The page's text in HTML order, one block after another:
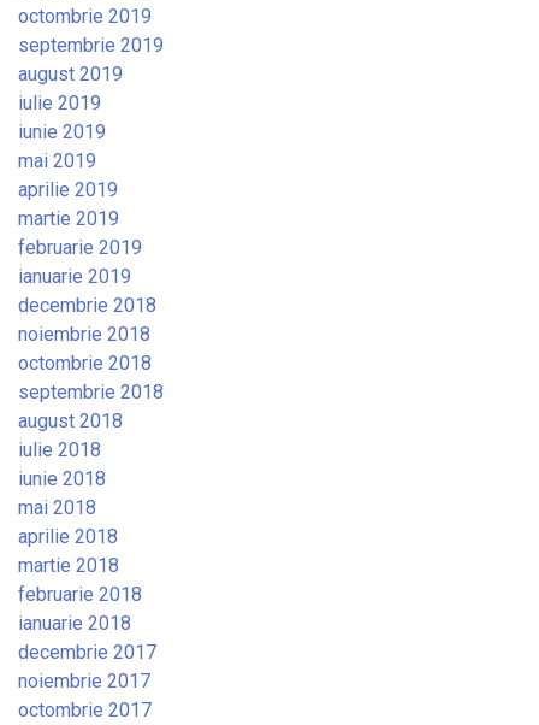
octombrie 2019
septembrie 2019
august 2019
iulie 2019
iunie 2019
mai 2019
aprilie 2019
martie 2019
februarie 2019
ianuarie 2019
decembrie 2018
noiembrie 2018
octombrie 2018
septembrie 2018
august 2018
iulie 2018
iunie 2018
mai 2018
aprilie 2018
martie 2018
februarie 2018
ianuarie 2018
decembrie 2017
noiembrie 2017
octombrie 2017